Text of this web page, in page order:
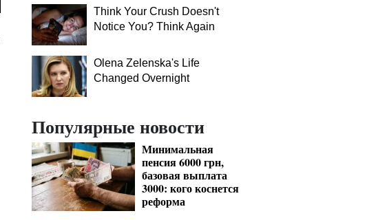
Think Your Crush Doesn't
Notice You? Think Again
Olena Zelenska's Life
Changed Overnight
Популярные новости
Минимальная
пенсия 6000 грн,
базовая выплата
3000: кого коснется
реформа